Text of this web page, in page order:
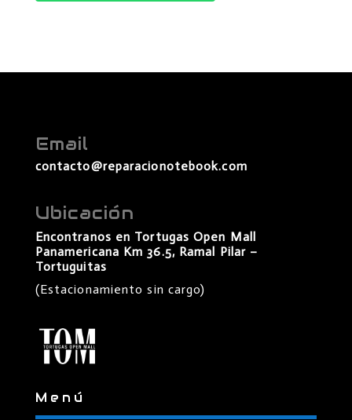
Email
contacto@reparacionotebook.com
Ubicación
Encontranos en Tortugas Open Mall
Panamericana Km 36.5, Ramal Pilar –
Tortuguitas
(Estacionamiento sin cargo)
Menú